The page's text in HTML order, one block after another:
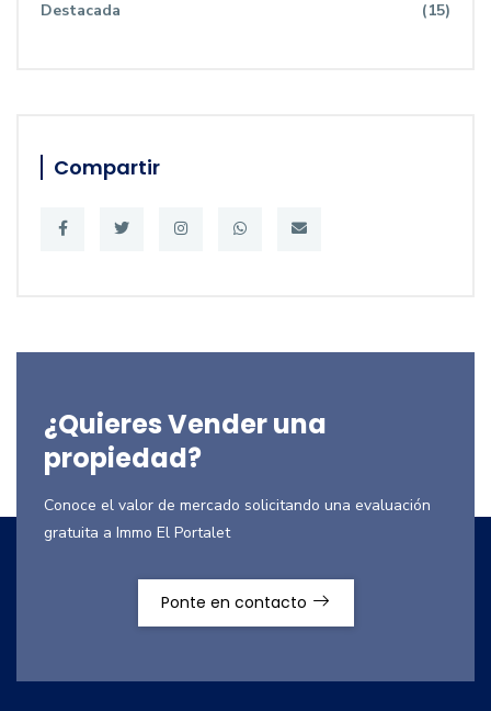
Destacada
(15)
Compartir
¿Quieres Vender una
propiedad?
Conoce el valor de mercado solicitando una evaluación
gratuita a Immo El Portalet
Ponte en contacto